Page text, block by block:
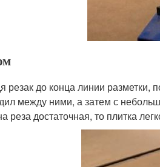
резак до конца линии разметки,
между ними, а затем с
реза достаточная, то плитка